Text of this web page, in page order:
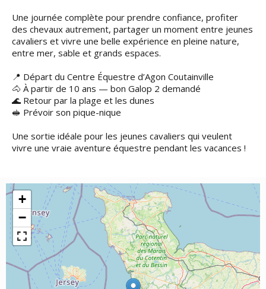
Une journée complète pour prendre confiance, profiter
des chevaux autrement, partager un moment entre jeunes
cavaliers et vivre une belle expérience en pleine nature,
entre mer, sable et grands espaces.
📍 Départ du Centre Équestre d’Agon Coutainville
🐴 À partir de 10 ans — bon Galop 2 demandé
🌊 Retour par la plage et les dunes
🥪 Prévoir son pique-nique
Une sortie idéale pour les jeunes cavaliers qui veulent
vivre une vraie aventure équestre pendant les vacances !
+
−